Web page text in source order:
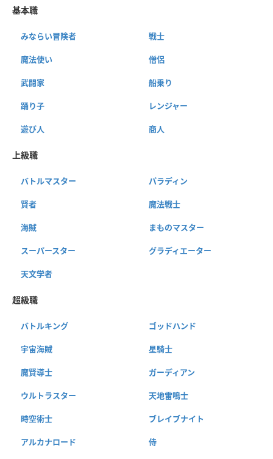
基本職
みならい冒険者 戦士
魔法使い 僧侶
武闘家 船乗り
踊り子 レンジャー
遊び人 商人
上級職
バトルマスター パラディン
賢者 魔法戦士
海賊 まものマスター
スーパースター グラディエーター
天文学者
超級職
バトルキング ゴッドハンド
宇宙海賊 星騎士
魔賢導士 ガーディアン
ウルトラスター 天地雷鳴士
時空術士 ブレイブナイト
アルカナロード 侍